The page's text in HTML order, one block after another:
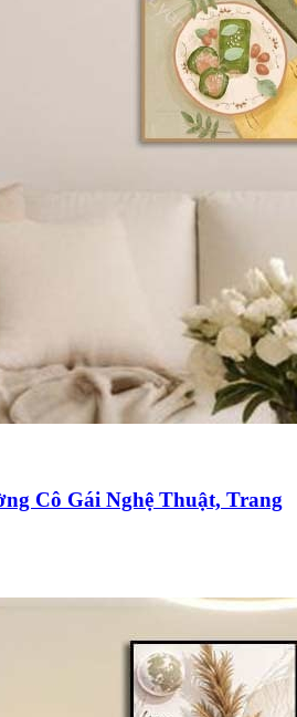
Cô Gái Nghệ Thuật, Trang